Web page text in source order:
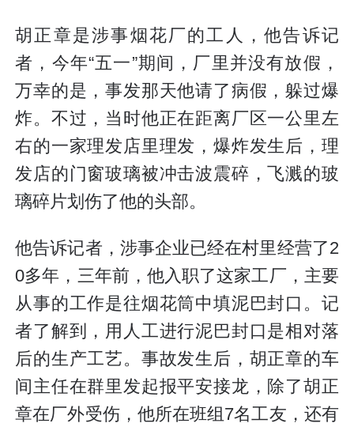
胡正章是涉事烟花厂的工人，他告诉记
者，今年“五一”期间，厂里并没有放假，
万幸的是，事发那天他请了病假，躲过爆
炸。不过，当时他正在距离厂区一公里左
右的一家理发店里理发，爆炸发生后，理
发店的门窗玻璃被冲击波震碎，飞溅的玻
璃碎片划伤了他的头部。
他告诉记者，涉事企业已经在村里经营了2
0多年，三年前，他入职了这家工厂，主要
从事的工作是往烟花筒中填泥巴封口。记
者了解到，用人工进行泥巴封口是相对落
后的生产工艺。事故发生后，胡正章的车
间主任在群里发起报平安接龙，除了胡正
章在厂外受伤，他所在班组7名工友，还有